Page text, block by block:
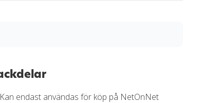
analys. Vårt mål är att ge dig en
Kan endast användas för köp på NetOnNet